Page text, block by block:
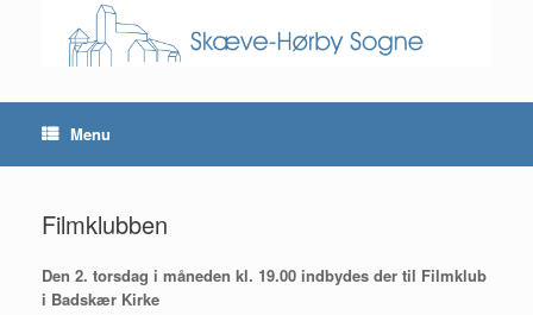
Menu
Filmklubben
Den 2. torsdag i måneden kl. 19.00 indbydes der til Filmklub
i Badskær Kirke